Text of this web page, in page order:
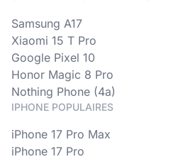
Samsung A17
Xiaomi 15 T Pro
Google Pixel 10
Honor Magic 8 Pro
Nothing Phone (4a)
IPHONE POPULAIRES
iPhone 17 Pro Max
iPhone 17 Pro